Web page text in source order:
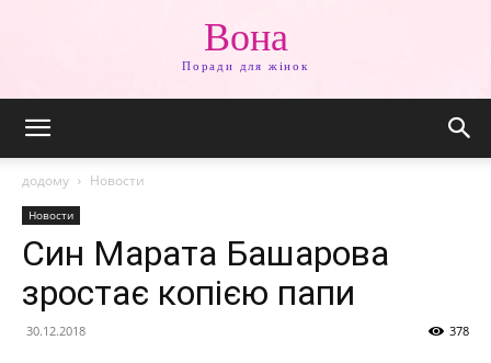
Вона
Поради для жінок
додому Новости
Новости
Син Марата Башарова
зростає копією папи
30.12.2018 378